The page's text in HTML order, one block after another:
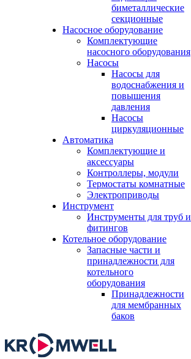
биметаллические
секционные
Насосное оборудование
Комплектующие
насосного оборудования
Насосы
Насосы для
водоснабжения и
повышения
давления
Насосы
циркуляционные
Автоматика
Комплектующие и
аксессуары
Контроллеры, модули
Термостаты комнатные
Электроприводы
Инструмент
Инструменты для труб и
фитингов
Котельное оборудование
Запасные части и
принадлежности для
котельного
оборудования
Принадлежности
для мембранных
баков